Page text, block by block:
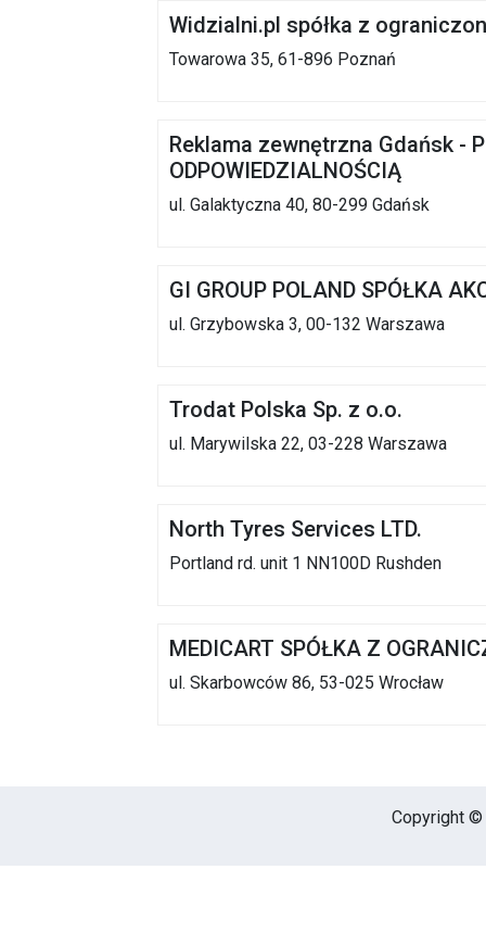
Widzialni.pl spółka z
Towarowa 35, 61-896 Poznań
Reklama zewnętrzna Gdańsk -
ODPOWIEDZIALNOŚCIĄ
ul. Galaktyczna 40, 80-299 Gdańsk
GI GROUP POLAND SPÓŁKA
ul. Grzybowska 3, 00-132 Warszawa
Trodat Polska Sp. z o.o.
ul. Marywilska 22, 03-228 Warszawa
North Tyres Services LTD.
Portland rd. unit 1 NN100D Rushden
MEDICART SPÓŁKA Z
ul. Skarbowców 86, 53-025 Wrocław
Copyright ©